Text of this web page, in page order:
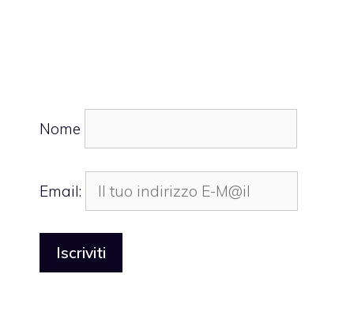
Nome
Email: